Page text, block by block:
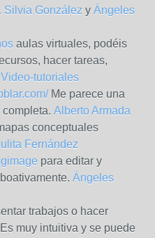
Silvia González y Ángeles
aulas virtuales, podéis
hacer tareas,
Video-tutoriales
Me parece una
Alberto Armada
conceptuales
Fernández
para editar y
Ángeles
trabajos o hacer
muy intuitiva y se puede